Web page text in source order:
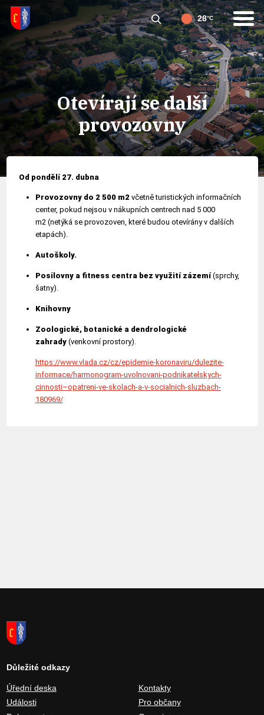
28°C
Otevírají se další
provozovny
Od pondělí 27. dubna
Provozovny do 2 500 m2 včetně turistických informačních
center, pokud nejsou v nákupních centrech nad 5 000
m2(netýká se provozoven, které budou otevírány v dalších
etapách).
Autoškoly.
Posilovny a fitness centra bez využití zázemí(sprchy,
šatny).
Knihovny
Zoologické, botanické a dendrologické
zahrady (venkovní prostory).
https://www.vlada.cz/cz/epidemie-koronaviru/dulezite-
informace/harmonogram-uvolnovani-podnikatelskych-
cinnosti–opatreni-ve-skolach-a-v-socialnich-sluzbach-
180969/
Důležité odkazy
Úřední deska
Události
Kontakty
Pro občany